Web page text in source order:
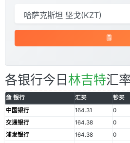
各银行今日 林吉特汇
银行 汇买 钞买
中国银行
164.31 0
交通银行
164.38 0
浦发银行
164.38 0